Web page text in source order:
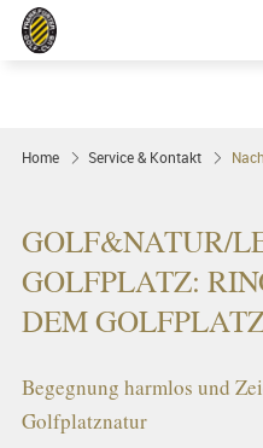
Home Service & Kontakt
GOLF&NATUR/
GOLFPLATZ:
DEM
Begegnung harmlos und
Golfplatznatur